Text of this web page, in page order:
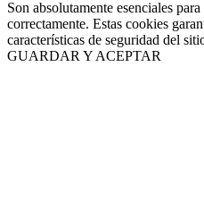
Son absolutamente esenciales
correctamente. Estas cookies
características de seguridad del
GUARDAR Y ACEPTAR